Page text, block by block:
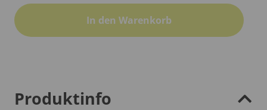
In den Warenkorb
Produktinfo